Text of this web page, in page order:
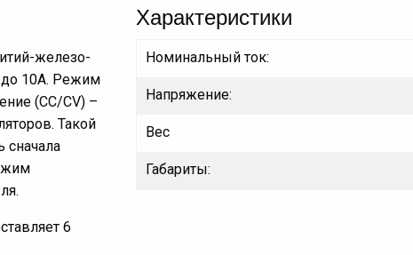
железо-
до 10A. Режим
(СС/СV) –
Такой
сначала
6
Характеристики
Номинальный ток:
Напряжение:
Вес
Габариты: